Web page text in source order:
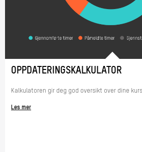
OPPDATERINGSKALKULATOR
Kalkulatoren gir deg god oversikt over dine
Les mer